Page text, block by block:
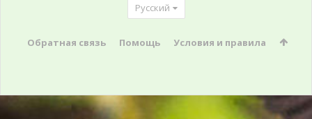
Русский
Обратная связь Помощь Условия и правила